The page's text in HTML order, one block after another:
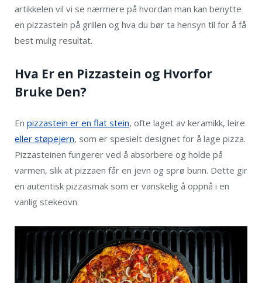
artikkelen vil vi se nærmere på hvordan man kan benytte
en pizzastein på grillen og hva du bør ta hensyn til for å få
best mulig resultat.
Hva Er en Pizzastein og Hvorfor
Bruke Den?
En pizzastein er en flat stein, ofte laget av keramikk, leire
eller støpejern, som er spesielt designet for å lage pizza.
Pizzasteinen fungerer ved å absorbere og holde på
varmen, slik at pizzaen får en jevn og sprø bunn. Dette gir
en autentisk pizzasmak som er vanskelig å oppnå i en
vanlig stekeovn.